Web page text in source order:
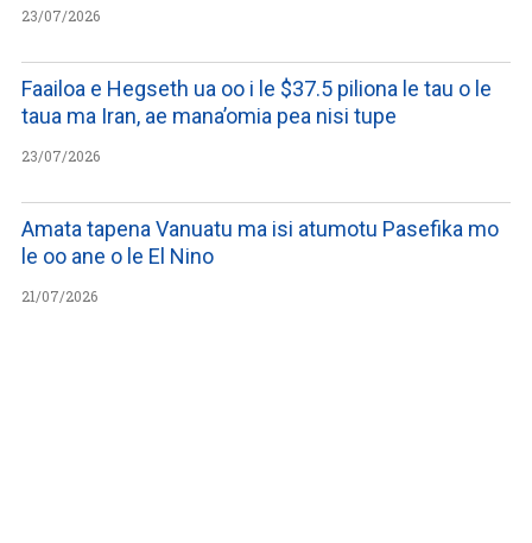
23/07/2026
Faailoa e Hegseth ua oo i le $37.5 piliona le tau o le
taua ma Iran, ae mana’omia pea nisi tupe
23/07/2026
Amata tapena Vanuatu ma isi atumotu Pasefika mo
le oo ane o le El Nino
21/07/2026